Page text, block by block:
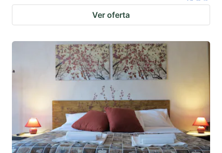
Ver oferta